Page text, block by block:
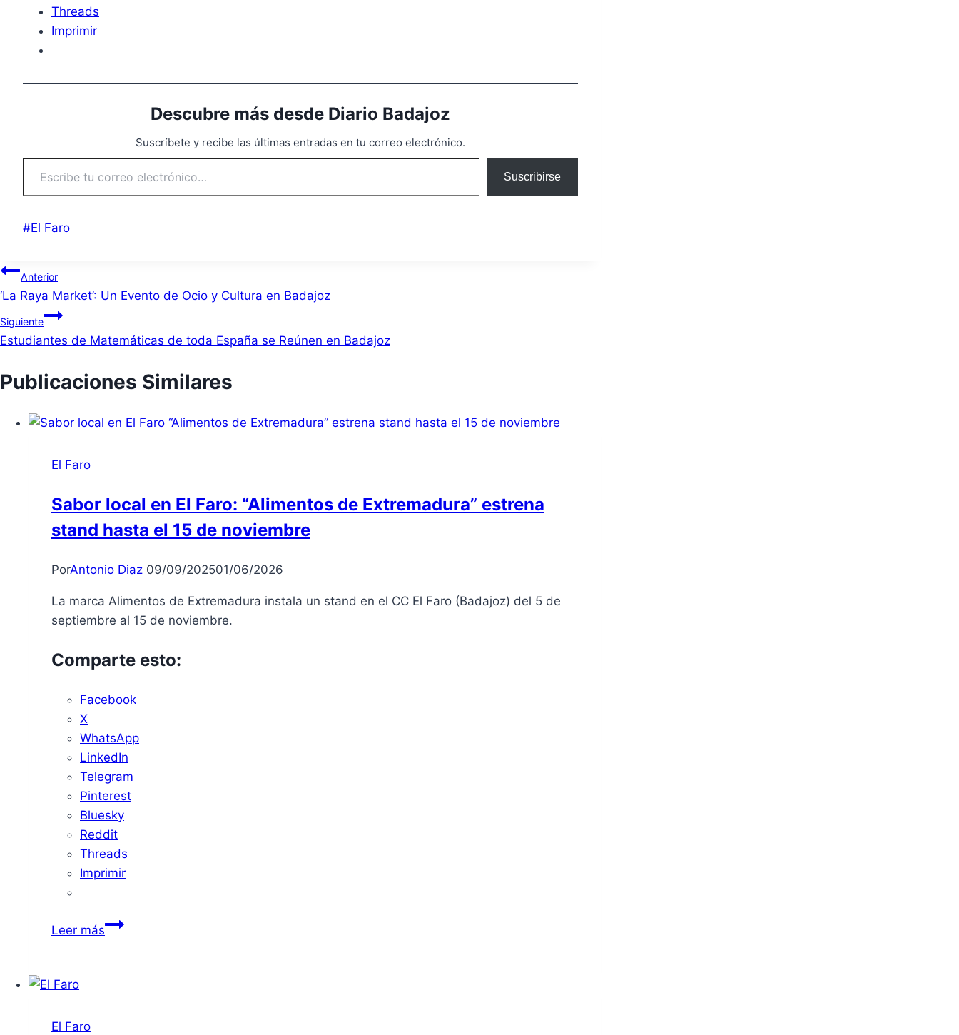
Threads
Imprimir
Descubre más desde Diario Badajoz
Suscríbete y recibe las últimas entradas en tu correo electrónico.
Escribe tu correo electrónico…
Suscribirse
Etiquetas
entrada:
#El Faro
Navegación
de
entradas
Anterior
‘La Raya Market’: Un Evento de Ocio y Cultura en Badajoz
Siguiente
Estudiantes de Matemáticas de toda España se Reúnen en Badajoz
Publicaciones Similares
El Faro
Sabor local en El Faro: “Alimentos de Extremadura” estrena
stand hasta el 15 de noviembre
PorAntonio Diaz 09/09/202501/06/2026
La marca Alimentos de Extremadura instala un stand en el CC El Faro (Badajoz) del 5 de
septiembre al 15 de noviembre.
Comparte esto:
Facebook
X
WhatsApp
LinkedIn
Telegram
Pinterest
Bluesky
Reddit
Threads
Imprimir
Leer másSabor
El Faro